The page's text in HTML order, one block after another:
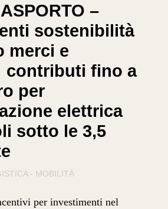
–
sostenibilità
merci e
contributi fino a
per
elettrica
sotto le 3,5
- MOBILITÀ
per investimenti nel